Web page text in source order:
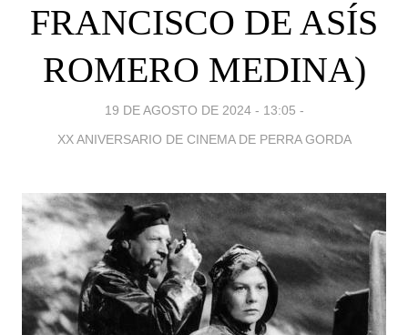
FRANCISCO DE ASÍS
ROMERO MEDINA)
19 DE AGOSTO DE 2024 - 13:05 -
XX ANIVERSARIO DE CINEMA DE PERRA GORDA